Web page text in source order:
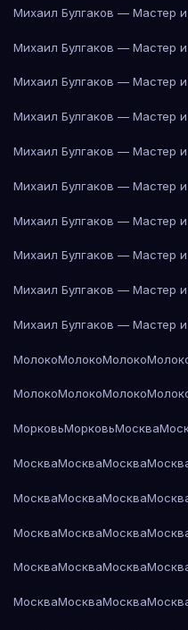
Михаил Булгаков — Мастер
Михаил Булгаков — Мастер
Михаил Булгаков — Мастер
Михаил Булгаков — Мастер
Михаил Булгаков — Мастер
Михаил Булгаков — Мастер
Михаил Булгаков — Мастер
Михаил Булгаков — Мастер
Михаил Булгаков — Мастер
Михаил Булгаков — Мастер
МолокоМолокоМолоко
МолокоМолокоМолоко
МорковьМорковьМосква
МоскваМоскваМосква
МоскваМоскваМосква
МоскваМоскваМосква
МоскваМоскваМосква
МоскваМоскваМосква